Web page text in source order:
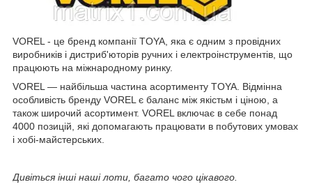
VOREL - це бренд компанії TOYA, яка є одним з провідних
виробників і дистриб'юторів ручних і електроінструментів, що
працюють на міжнародному ринку.
VOREL — найбільша частина асортименту TOYA. Відмінна
особливість бренду VOREL є баланс між якістьм і ціною, а
також широчий асортимент. VOREL включає в себе понад
4000 позицій, які допомагають працювати в побутових умовах
і хобі-майстерських.
Дивіться інші наші лоти, багато чого цікавого.